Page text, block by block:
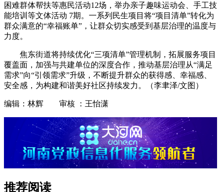
困难群体帮扶等惠民活动12场，举办亲子趣味运动会、手工技
能培训等文体活动 7期。一系列民生项目将“项目清单”转化为
群众满意的“幸福账单”，让群众切实感受到基层治理的温度与
力度。
焦东街道将持续优化“三项清单”管理机制，拓展服务项目
覆盖面，加强与共建单位的深度合作，推动基层治理从“满足
需求”向“引领需求”升级，不断提升群众的获得感、幸福感、
安全感，为构建和谐美好社区持续发力。（李聿泽/文图）
编辑：林辉 审核 ：王怡潇
推荐阅读